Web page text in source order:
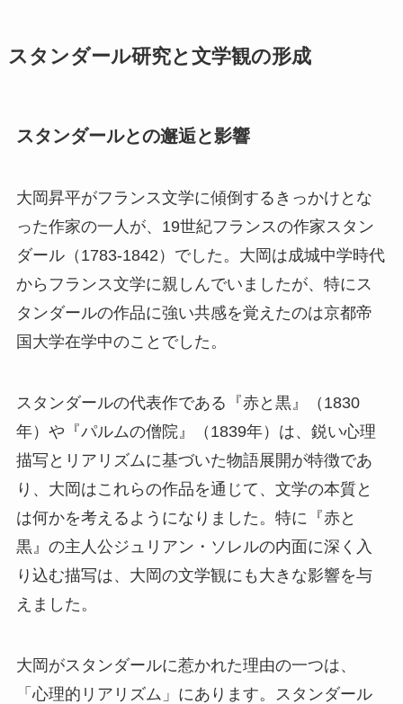
スタンダール研究と文学観の形成
スタンダールとの邂逅と影響
大岡昇平がフランス文学に傾倒するきっかけとな
った作家の一人が、19世紀フランスの作家スタン
ダール（1783-1842）でした。大岡は成城中学時代
からフランス文学に親しんでいましたが、特にス
タンダールの作品に強い共感を覚えたのは京都帝
国大学在学中のことでした。
スタンダールの代表作である『赤と黒』（1830
年）や『パルムの僧院』（1839年）は、鋭い心理
描写とリアリズムに基づいた物語展開が特徴であ
り、大岡はこれらの作品を通じて、文学の本質と
は何かを考えるようになりました。特に『赤と
黒』の主人公ジュリアン・ソレルの内面に深く入
り込む描写は、大岡の文学観にも大きな影響を与
えました。
大岡がスタンダールに惹かれた理由の一つは、
「心理的リアリズム」にあります。スタンダール